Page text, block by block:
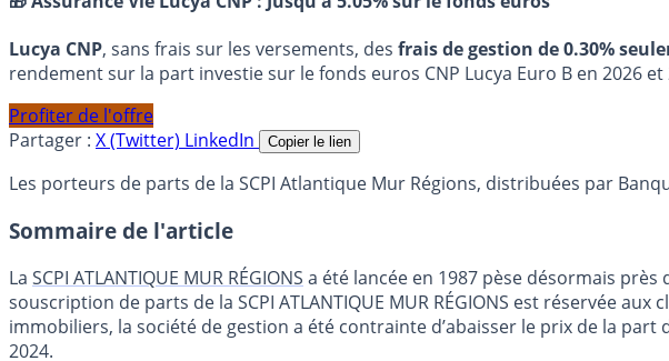
Lucya CNP, sans frais sur les versements, des frais de gestion de 0.30%
rendement sur la part investie sur le fonds euros CNP Lucya Euro B en 2026
Profiter de l'offre
Partager : X (Twitter) LinkedIn Copier le lien
Les porteurs de parts de la SCPI Atlantique Mur Régions, distribuées par
Sommaire de l'article
La SCPI ATLANTIQUE MUR RÉGIONS a été lancée en 1987 pèse désormais
souscription de parts de la SCPI ATLANTIQUE MUR RÉGIONS est réservée aux
immobiliers, la société de gestion a été contrainte d’abaisser le prix de la part
2024.